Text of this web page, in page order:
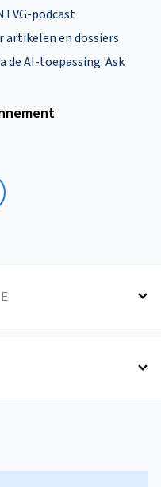
podcast
artikelen en dossiers
de AI-toepassing 'Ask